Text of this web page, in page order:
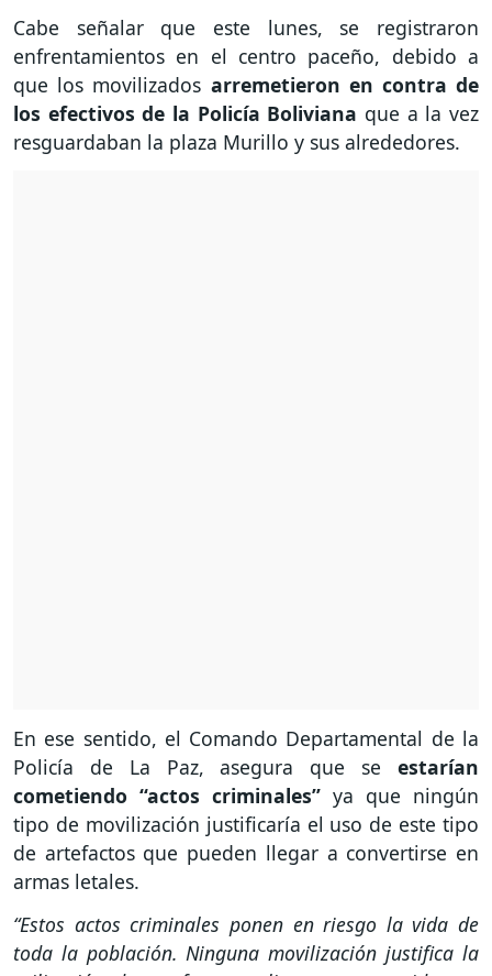
Cabe señalar que este lunes, se registraron
enfrentamientos en el centro paceño, debido a
que los movilizados arremetieron en contra de
los efectivos de la Policía Boliviana que a la vez
resguardaban la plaza Murillo y sus alrededores.
En ese sentido, el Comando Departamental de la
Policía de La Paz, asegura que se estarían
cometiendo “actos criminales” ya que ningún
tipo de movilización justificaría el uso de este tipo
de artefactos que pueden llegar a convertirse en
armas letales.
“Estos actos criminales ponen en riesgo la vida de
toda la población. Ninguna movilización justifica la